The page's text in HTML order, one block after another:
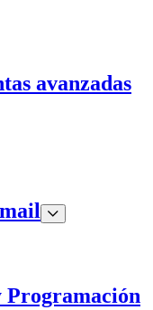
avanzadas
Programación